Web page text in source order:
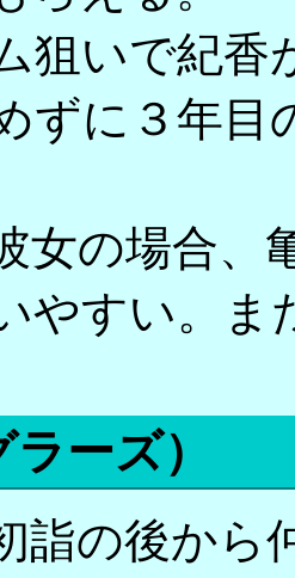
狙いで紀香
ずに３年目
女の場合、
やすい。
ーズ）
詣の後か